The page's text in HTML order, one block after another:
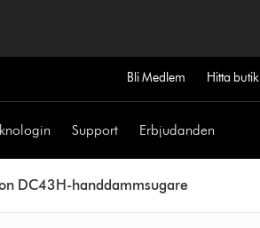
Bli Medlem Hitta butik
Support Erbjudanden
DC43H-handdammsugare